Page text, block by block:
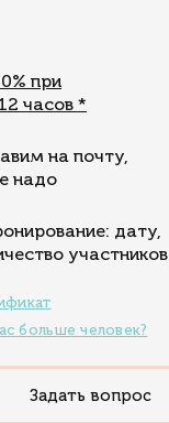
при
часов *
на почту,
надо
дату,
участников
больше человек?
Задать вопрос